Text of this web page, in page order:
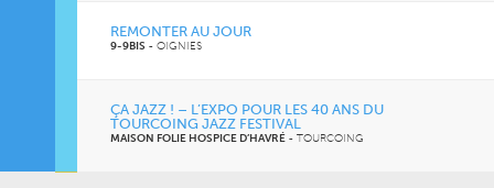
REMONTER AU JOUR
9-9BIS - OIGNIES
ÇA JAZZ ! – L’EXPO POUR LES 40 ANS DU
TOURCOING JAZZ FESTIVAL
MAISON FOLIE HOSPICE D’HAVRÉ - TOURCOING